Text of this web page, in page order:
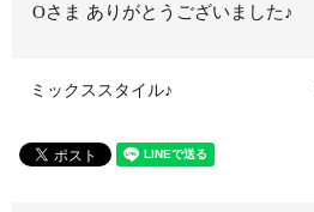
Oさま ありがとうございました♪
ミックススタイル♪